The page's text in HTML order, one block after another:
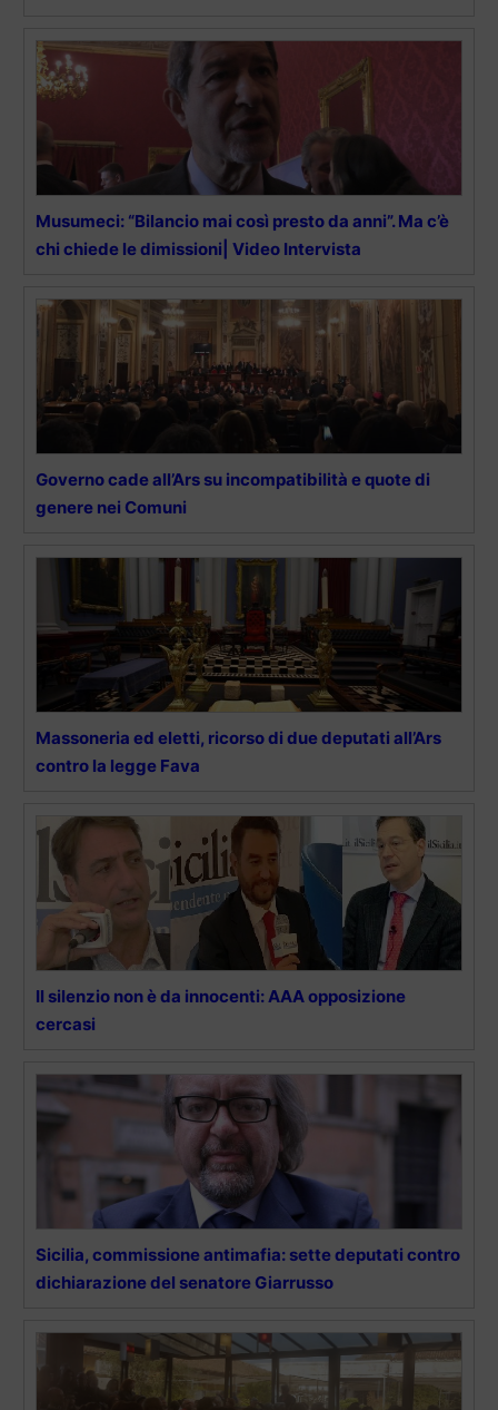
Musumeci: “Bilancio mai così presto da anni”. Ma c’è
chi chiede le dimissioni| Video Intervista
Governo cade all’Ars su incompatibilità e quote di
genere nei Comuni
Massoneria ed eletti, ricorso di due deputati all’Ars
contro la legge Fava
Il silenzio non è da innocenti: AAA opposizione
cercasi
Sicilia, commissione antimafia: sette deputati contro
dichiarazione del senatore Giarrusso